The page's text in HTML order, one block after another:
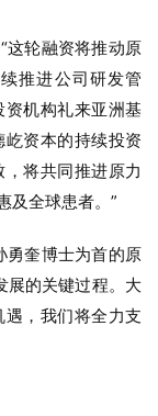
这轮融资将推动原
推进公司研发管
机构礼来亚洲基
资本的持续投资
将共同推进原力
及全球患者。”
勇奎博士为首的原
展的关键过程。大
，我们将全力支